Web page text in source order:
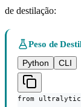
de destilação:
Peso de
Python
CLI
from ultralytics